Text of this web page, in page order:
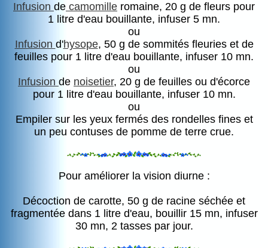
Infusion de camomille romaine, 20 g de fleurs pour
1 litre d'eau bouillante, infuser 5 mn.
ou
Infusion d'hysope, 50 g de sommités fleuries et de
feuilles pour 1 litre d'eau bouillante, infuser 10 mn.
ou
Infusion de noisetier, 20 g de feuilles ou d'écorce
pour 1 litre d'eau bouillante, infuser 10 mn.
ou
Empiler sur les yeux fermés des rondelles fines et
un peu contuses de pomme de terre crue.
Pour améliorer la vision diurne :
Décoction de carotte, 50 g de racine séchée et
fragmentée dans 1 litre d'eau, bouillir 15 mn, infuser
30 mn, 2 tasses par jour.